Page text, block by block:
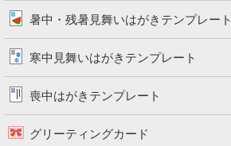
暑中・残暑見舞いはがきテンプレート
寒中見舞いはがきテンプレート
喪中はがきテンプレート
グリーティングカード